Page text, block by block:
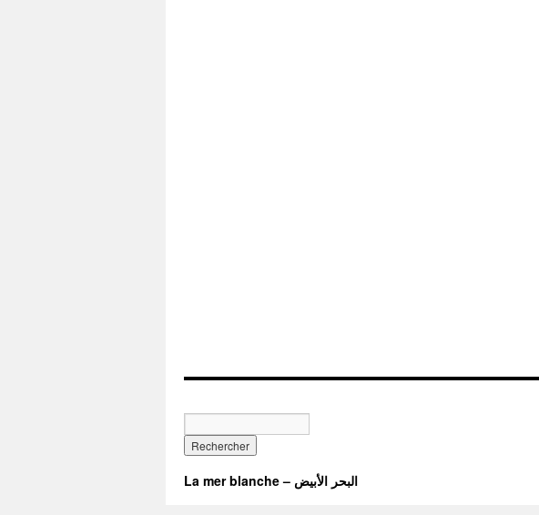
La mer blanche – البحر الأبيض